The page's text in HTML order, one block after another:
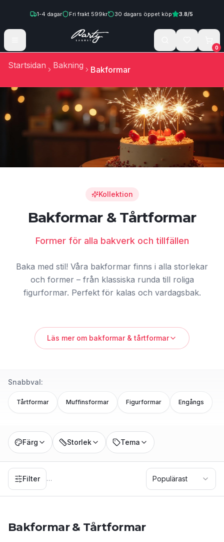
1-4 dagar Fri frakt 599kr 30 dagars öppet köp 3.8/5
0
Startsidan Bakning Bakformar
Kollektion
Bakformar & Tårtformar
Former för alla bakverk och tillfällen
Baka med stil! Våra bakformar finns i alla storlekar
och former – från klassiska runda till roliga
figurformar. Perfekt för kalas och vardagsbak.
Bakformar
är grunden för alla fantastiska bakverk. Med rätt
form blir det enklare att baka och resultatet blir alltid snyggt
figurformade -
nummer, djur, bilar, teman -Engångsformar– bekvämt för
Storlekar för alla behov: - Liten – individuella portioner -
Materialval: - – jämn värmefördelning -Papper
–
engångs, perfekt för kalas -
– flexibelt, återanvändbart
Läs mer om bakformar & tårtformar
Snabbval:
Tårtformar Muffinsformar Figurformar Engångs
Färg Storlek Tema
Filter … Populärast
Bakformar & Tårtformar